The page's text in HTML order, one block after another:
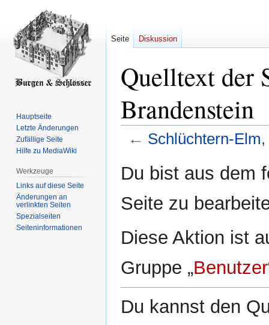
Quelltext der
Brandenstein
← Schlüchtern-
Navigation
Suche
Du bist aus dem
Seite zu
Diese Aktion ist
Gruppe „Benutzer
Du kannst den
Seite Diskussion
Hauptseite
Letzte Änderungen
Zufällige Seite
Hilfe zu MediaWiki
Werkzeuge
Links auf diese Seite
Änderungen an
verlinkten Seiten
Spezialseiten
Seiten­­informationen